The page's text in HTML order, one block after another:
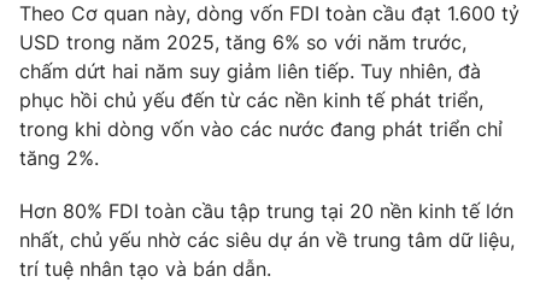
Phim VTV
Hậu trường
Nhân vật
Khán giả
Giải sao mai
Giải trí
Điện ảnh
Âm nhạc
Sao
Đời sống
Du lịch
Làm đẹp
Chất lượng cuộc sống
Tuyển sinh
Công nghệ
Theo Cơ quan này, dòng vốn FDI toàn cầu đạt 1.600 tỷ
USD trong năm 2025, tăng 6% so với năm trước,
chấm dứt hai năm suy giảm liên tiếp. Tuy nhiên, đà
phục hồi chủ yếu đến từ các nền kinh tế phát triển,
trong khi dòng vốn vào các nước đang phát triển chỉ
tăng 2%.
Hơn 80% FDI toàn cầu tập trung tại 20 nền kinh tế lớn
nhất, chủ yếu nhờ các siêu dự án về trung tâm dữ liệu,
trí tuệ nhân tạo và bán dẫn.